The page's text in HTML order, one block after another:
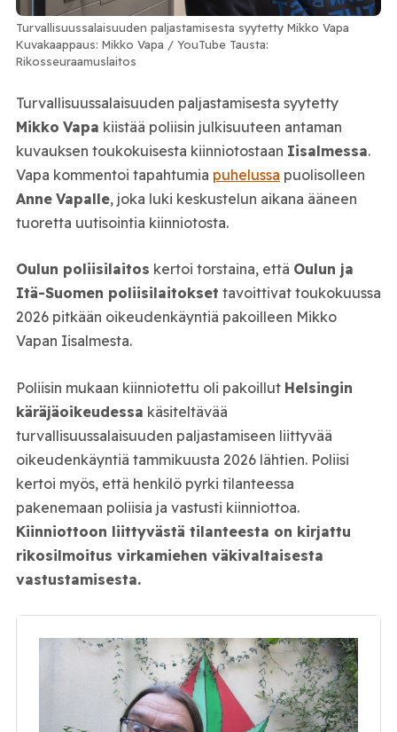
Turvallisuussalaisuuden paljastamisesta syytetty Mikko Vapa
Kuvakaappaus: Mikko Vapa / YouTube Tausta:
Rikosseuraamuslaitos
Turvallisuussalaisuuden paljastamisesta syytetty
Mikko Vapa kiistää poliisin julkisuuteen antaman
kuvauksen toukokuisesta kiinniotostaan Iisalmessa.
Vapa kommentoi tapahtumia puhelussa puolisolleen
Anne Vapalle, joka luki keskustelun aikana ääneen
tuoretta uutisointia kiinniotosta.
Oulun poliisilaitos kertoi torstaina, että Oulun ja
Itä-Suomen poliisilaitokset tavoittivat toukokuussa
2026 pitkään oikeudenkäyntiä pakoilleen Mikko
Vapan Iisalmesta.
Poliisin mukaan kiinniotettu oli pakoillut Helsingin
käräjäoikeudessa käsiteltävää
turvallisuussalaisuuden paljastamiseen liittyvää
oikeudenkäyntiä tammikuusta 2026 lähtien. Poliisi
kertoi myös, että henkilö pyrki tilanteessa
pakenemaan poliisia ja vastusti kiinniottoa.
Kiinniottoon liittyvästä tilanteesta on kirjattu
rikosilmoitus virkamiehen väkivaltaisesta
vastustamisesta.